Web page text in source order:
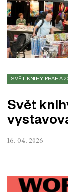
SVĚT KNIHY PRAHA
Svět
16. 04. 2026